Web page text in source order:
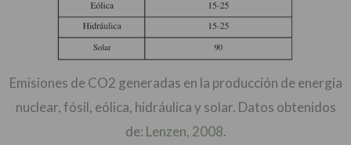
Emisiones de CO2 generadas en la producción de energía
nuclear, fósil, eólica, hidráulica y solar. Datos obtenidos
de: Lenzen, 2008.